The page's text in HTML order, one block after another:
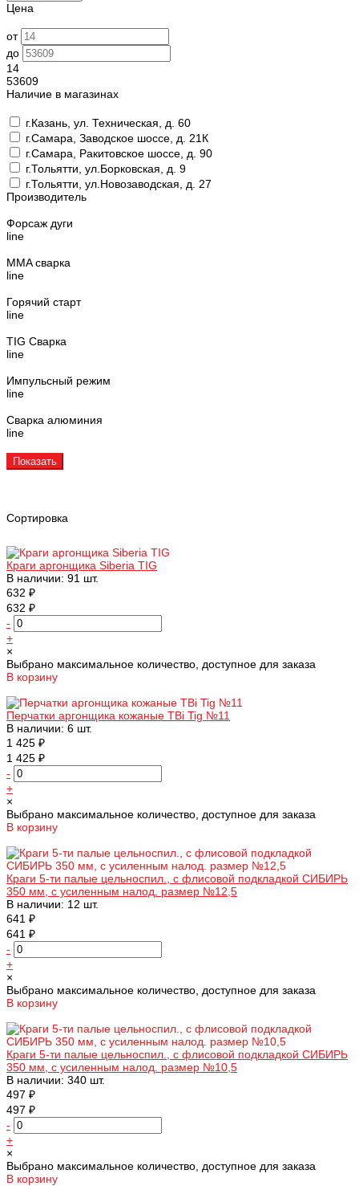
Цена
от
до
14
53609
Наличие в магазинах
г.Казань, ул. Техническая, д. 60
г.Самара, Заводское шоссе, д. 21К
г.Самара, Ракитовское шоссе, д. 90
г.Тольятти, ул.Борковская, д. 9
г.Тольятти, ул.Новозаводская, д. 27
Производитель
Форсаж дуги
line
MMA сварка
line
Горячий старт
line
TIG Сварка
line
Импульсный режим
line
Сварка алюминия
line
Показать
Сортировка
Краги аргонщика Siberia TIG
В наличии: 91 шт.
632 ₽
632 ₽
-
+
×
Выбрано максимальное количество, доступное для заказа
В корзину
Перчатки аргонщика кожаные TBi Tig №11
В наличии: 6 шт.
1 425 ₽
1 425 ₽
-
+
×
Выбрано максимальное количество, доступное для заказа
В корзину
Краги 5-ти палые цельноспил., с флисовой подкладкой СИБИРЬ
350 мм, с усиленным налод. размер №12,5
В наличии: 12 шт.
641 ₽
641 ₽
-
+
×
Выбрано максимальное количество, доступное для заказа
В корзину
Краги 5-ти палые цельноспил., с флисовой подкладкой СИБИРЬ
350 мм, с усиленным налод. размер №10,5
В наличии: 340 шт.
497 ₽
497 ₽
-
+
×
Выбрано максимальное количество, доступное для заказа
В корзину